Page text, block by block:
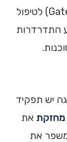
הכירופרקטיקה כ"שומר סף" (Gatekeeper) לטיפול
התדרדרות
יש תפקיד
מחזקת את
משפר את